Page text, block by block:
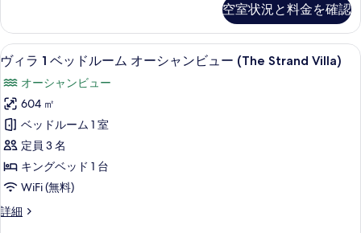
の
写
真
を
表
示
す
る
て
の
写
真
を
表
示
す
る
詳
細
ラ
グ
ー
ン
ビ
ュ
ー
の
す
べ
ベ
ッ
ド
ル
ー
ム
ラ
グ
ー
ン
ビ
ュ
の
空室状況と料金を確認
ヴ
ィ
ラ
1
ベ
ッ
ド
ル
ー
ヴィラ 1 ベッドルーム オーシャンビ
8
ヴィラ 1 ベッドルーム オーシャンビュー (The Strand Villa)
オーシャンビュー
604 ㎡
ベッドルーム 1 室
定員 3 名
キングベッド 1 台
WiFi (無料)
詳細
ヴ